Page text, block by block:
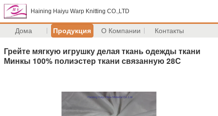
Haining Haiyu Warp Knitting CO.,LTD
Дома Продукция О Компании Контакты
Грейте мягкую игрушку делая ткань одежды ткани
Минкы 100% полиэстер ткани связанную 28С